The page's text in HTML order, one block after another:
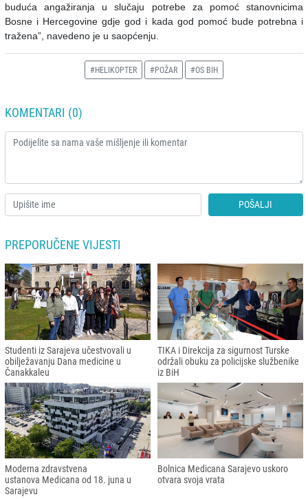
buduća angažiranja u slučaju potrebe za pomoć stanovnicima
Bosne i Hercegovine gdje god i kada god pomoć bude potrebna i
tražena”, navedeno je u saopćenju.
#HELIKOPTER #POŽAR #OS BIH
KOMENTARI (0)
POŠALJI
PREPORUČENE VIJESTI
Studenti iz Sarajeva učestvovali u
obilježavanju Dana medicine u
Čanakkaleu
TIKA i Direkcija za sigurnost Turske
održali obuku za policijske službenike
iz BiH
Moderna zdravstvena
ustanova Medicana od 18. juna u
Sarajevu
Bolnica Medicana Sarajevo uskoro
otvara svoja vrata